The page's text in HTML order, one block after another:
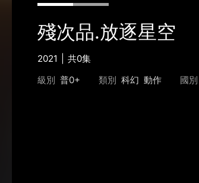
殘次品.放逐星空
2021
共0集
級別 普0+ 類別 科幻 動作 國別